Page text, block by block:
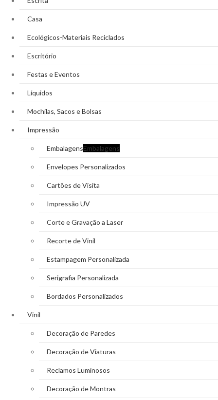
Casa
Ecológicos-Materiais Reciclados
Escritório
Festas e Eventos
Líquidos
Mochilas, Sacos e Bolsas
Impressão
EmbalagensEmbalagens
Envelopes Personalizados
Cartões de Visita
Impressão UV
Corte e Gravação a Laser
Recorte de Vinil
Estampagem Personalizada
Serigrafia Personalizada
Bordados Personalizados
Vinil
Decoração de Paredes
Decoração de Viaturas
Reclamos Luminosos
Decoração de Montras